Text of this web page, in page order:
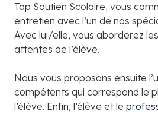
Top Soutien Scolaire, vous
entretien avec l’un de nos
Avec lui/elle, vous aborderez
attentes de l’élève.​
Nous vous proposons ensuite
compétents qui correspond le
l’élève. Enfin, l’élève et le